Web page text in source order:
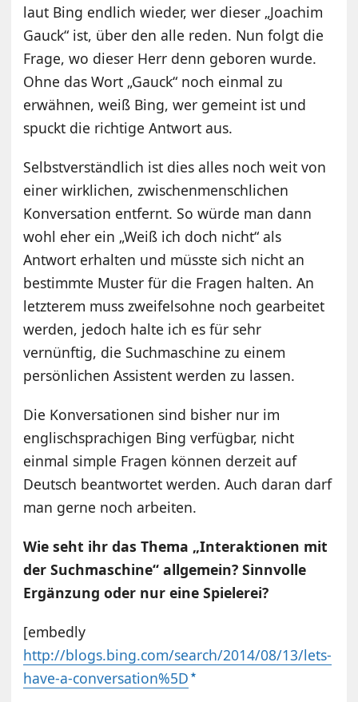
laut Bing endlich wieder, wer dieser „Joachim
Gauck“ ist, über den alle reden. Nun folgt die
Frage, wo dieser Herr denn geboren wurde.
Ohne das Wort „Gauck“ noch einmal zu
erwähnen, weiß Bing, wer gemeint ist und
spuckt die richtige Antwort aus.
Selbstverständlich ist dies alles noch weit von
einer wirklichen, zwischenmenschlichen
Konversation entfernt. So würde man dann
wohl eher ein „Weiß ich doch nicht“ als
Antwort erhalten und müsste sich nicht an
bestimmte Muster für die Fragen halten. An
letzterem muss zweifelsohne noch gearbeitet
werden, jedoch halte ich es für sehr
vernünftig, die Suchmaschine zu einem
persönlichen Assistent werden zu lassen.
Die Konversationen sind bisher nur im
englischsprachigen Bing verfügbar, nicht
einmal simple Fragen können derzeit auf
Deutsch beantwortet werden. Auch daran darf
man gerne noch arbeiten.
Wie seht ihr das Thema „Interaktionen mit
der Suchmaschine“ allgemein? Sinnvolle
Ergänzung oder nur eine Spielerei?
[embedly
http://blogs.bing.com/search/2014/08/13/lets-
have-a-conversation%5D